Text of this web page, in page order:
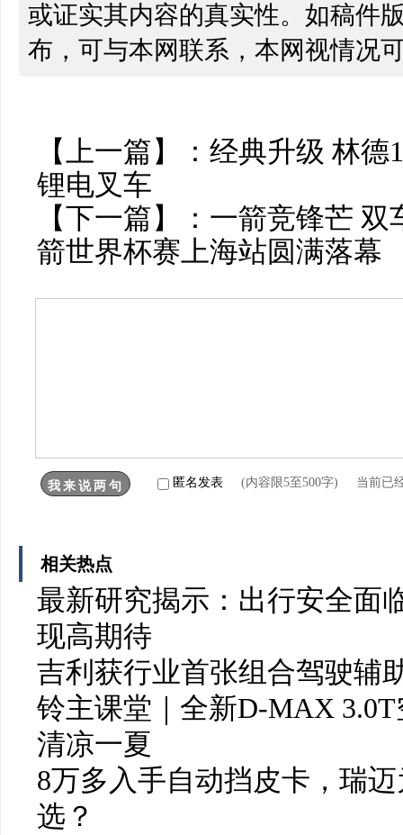
或证实其内容的真实性。如稿件
布，可与本网联系，本网视情况
【上一篇】： 经典升级 林德
锂电叉车
【下一篇】： 一箭竞锋芒 双
箭世界杯赛上海站圆满落幕
匿名发表 (内容限5至500字) 当前已
相关热点
最新研究揭示：出行安全面
现高期待
吉利获行业首张组合驾驶辅
铃主课堂｜全新D-MAX
清凉一夏
8万多入手自动挡皮卡，瑞
选？